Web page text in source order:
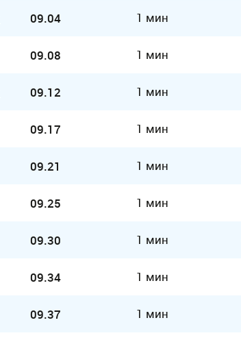
09.04 1 мин
09.08 1 мин
09.12 1 мин
09.17 1 мин
09.21 1 мин
09.25 1 мин
09.30 1 мин
09.34 1 мин
09.37 1 мин